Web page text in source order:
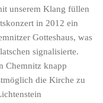
unserem Klang füllen
in 2012 ein
Gotteshaus, was
signalisierte.
Chemnitz knapp
die Kirche zu